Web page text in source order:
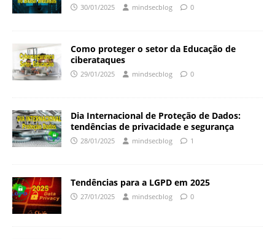
30/01/2025 mindsecblog 0
Como proteger o setor da Educação de
ciberataques
29/01/2025 mindsecblog 0
Dia Internacional de Proteção de Dados:
tendências de privacidade e segurança
28/01/2025 mindsecblog 1
Tendências para a LGPD em 2025
27/01/2025 mindsecblog 0